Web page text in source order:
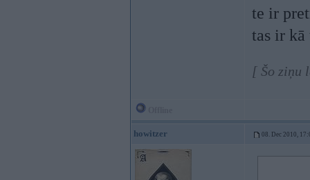
te ir
tas ir kā
[ Šo ziņu
howitzer 08. Dec 2010,